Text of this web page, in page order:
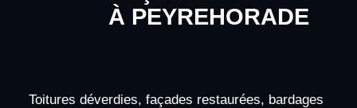
À PEYREHORADE
Toitures déverdies, façades restaurées, bardages